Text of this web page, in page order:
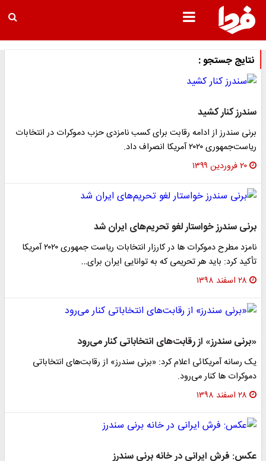
نتایج جستجو :
سندرز کنار کشید
برنی سندرز از ادامه رقابت برای کسب نامزدی حزب دموکرات در انتخابات
ریاست‌جمهوری ۲۰۲۰ آمریکا انصراف داد.
۲۰ فروردین ۱۳۹۹
برنی سندرز خواستار لغو تحریم‌های ایران شد
نامزد مطرح دموکرات ها در کارزار انتخابات ریاست جمهوری ۲۰۲۰ آمریکا
تأکید کرد: باید هر تحریمی که به توانایی ایران برای…
۲۸ اسفند ۱۳۹۸
«برنی سندرز» از رقابت‌های انتخاباتی کنار می‌رود
یک رسانه آمریکائی اعلام کرد: «برنی سندرز» از رقابت‌های انتخاباتی
دموکرات ها کنار می‌رود.
۲۸ اسفند ۱۳۹۸
عکس: فرش ایرانی در خانه برنی سندرز